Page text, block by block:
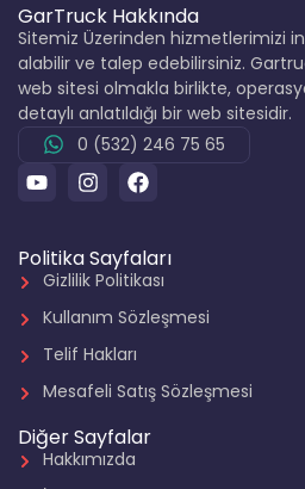
GarTruck Hakkında
Sitemiz Üzerinden hizmetlerimizi
alabilir ve talep edebilirsiniz.
web sitesi olmakla birlikte,
detaylı anlatıldığı bir web sitesidir.
0 (532) 246 75 65
Politika Sayfaları
Gizlilik Politikası
Kullanım Sözleşmesi
Telif Hakları
Mesafeli Satış Sözleşmesi
Diğer Sayfalar
Hakkımızda